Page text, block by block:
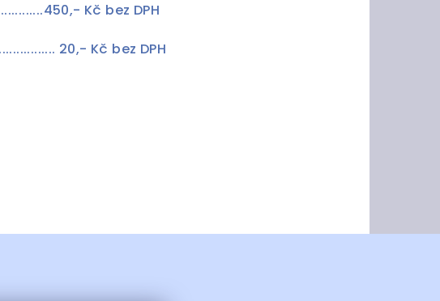
Kč bez DPH
20,- Kč bez DPH